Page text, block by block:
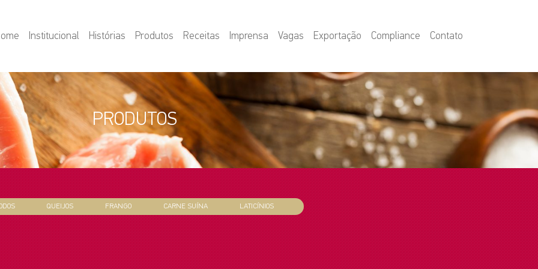
Institucional Histórias Produtos Receitas Imprensa Vagas Exportação Compliance Contato
PRODUTOS
QUEIJOS FRANGO CARNE SUÍNA LATICÍNIOS